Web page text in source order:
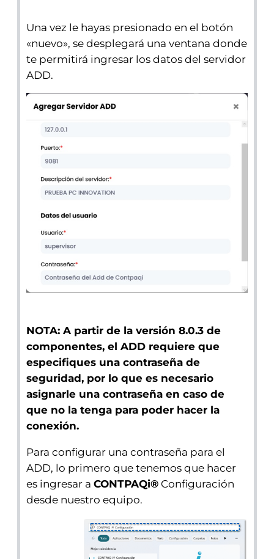
Una vez le hayas presionado en el botón
«nuevo», se desplegará una ventana donde
te permitirá ingresar los datos del servidor
ADD.
NOTA: A partir de la versión 8.0.3 de
componentes, el ADD requiere que
especifiques una contraseña de
seguridad, por lo que es necesario
asignarle una contraseña en caso de
que no la tenga para poder hacer la
conexión.
Para configurar una contraseña para el
ADD, lo primero que tenemos que hacer
es ingresar a CONTPAQi® Configuración
desde nuestro equipo.